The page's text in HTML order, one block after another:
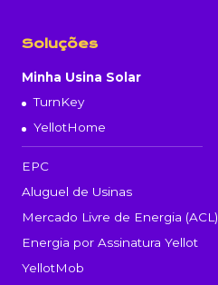
Soluções
Minha Usina Solar
TurnKey
YellotHome
EPC
Aluguel de Usinas
Mercado Livre de Energia (ACL)
Energia por Assinatura Yellot
YellotMob